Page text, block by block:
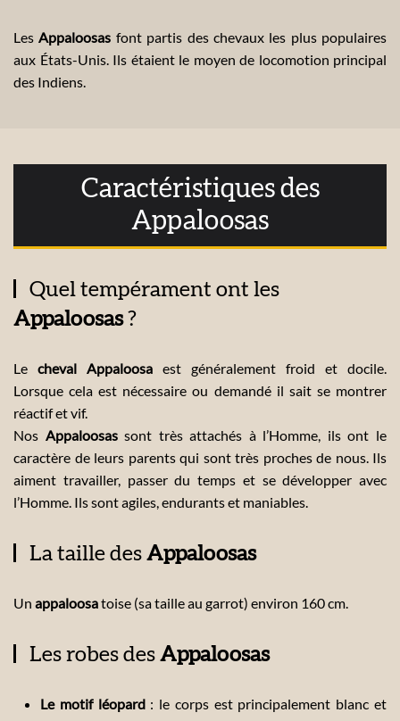
LesAppaloosas font partis des chevaux les plus populaires
aux États-Unis. Ils étaient le moyen de locomotion principal
des Indiens.
Caractéristiques des
Appaloosas
Quel tempérament ont les
Appaloosas?
Le cheval Appaloosa est généralement froid et docile.
Lorsque cela est nécessaire ou demandé il sait se montrer
réactif et vif.
Nos Appaloosassont très attachés à l’Homme, ils ont le
caractère de leurs parents qui sont très proches de nous. Ils
aiment travailler, passer du temps et se développer avec
l’Homme. Ils sont agiles, endurants et maniables.
La taille des Appaloosas
Un appaloosatoise (sa taille au garrot) environ 160 cm.
Les robes des Appaloosas
Le motif léopard: le corps est principalement blanc et